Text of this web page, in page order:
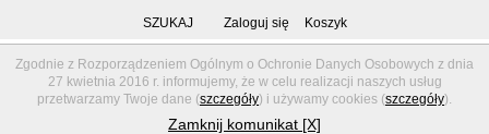
Zgodnie z Rozporządzeniem Ogólnym o Ochronie Danych Osobowych z dnia
27 kwietnia 2016 r. informujemy, że w celu realizacji naszych usług
przetwarzamy Twoje dane (szczegóły) i używamy cookies (szczegóły).
Zamknij komunikat [X]
SZUKAJ Zaloguj się Koszyk